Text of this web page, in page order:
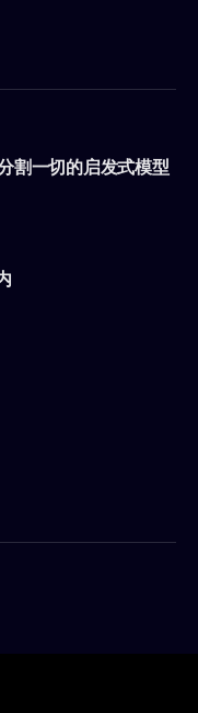
一切的启发式模型